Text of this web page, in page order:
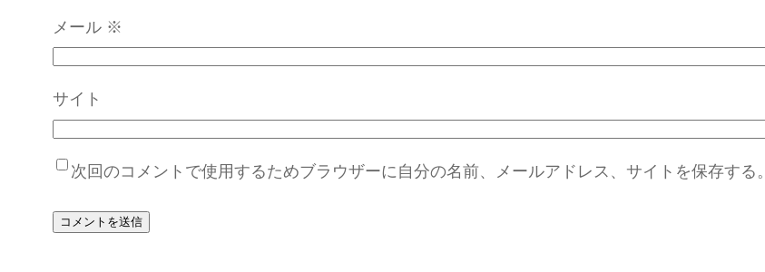
メール ※
サイト
次回のコメントで使用するためブラウザーに自分の名前、メールアドレス、サイトを保存する。